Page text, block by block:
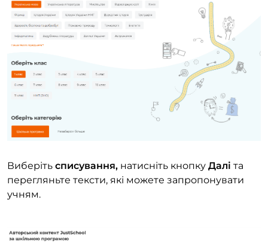
Виберіть списування, натисніть кнопку Далі та
перегляньте тексти, які можете запропонувати
учням.